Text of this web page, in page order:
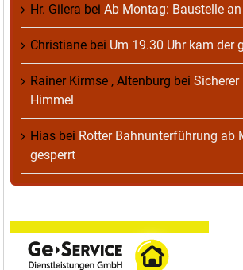
Hr. Gilera bei Ab Montag: Baustelle
Christiane bei Um 19.30 Uhr kam der
Rainer Kirmse , Altenburg bei
Himmel
Hias bei Rotter Bahnunterführung ab
gesperrt